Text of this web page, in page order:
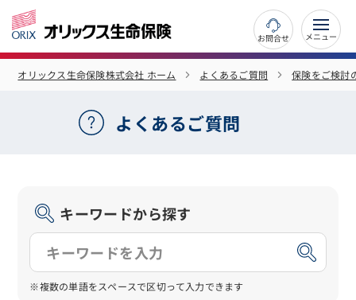
お問合せ
オリックス生命保険株式会社 ホーム よくあるご質問 保険をご検討
よくあるご質問
キーワードから探す
※複数の単語をスペースで区切って入力できます